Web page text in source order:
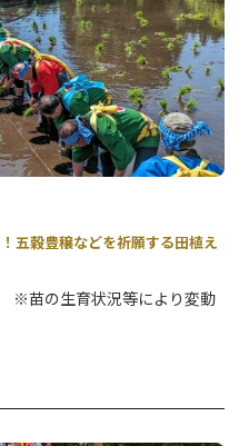
がありますので、必ずお問合
五穀豊穣などを祈願する田植え
※苗の生育状況等により変動
終了後9時頃～、田植え：10
指定神田